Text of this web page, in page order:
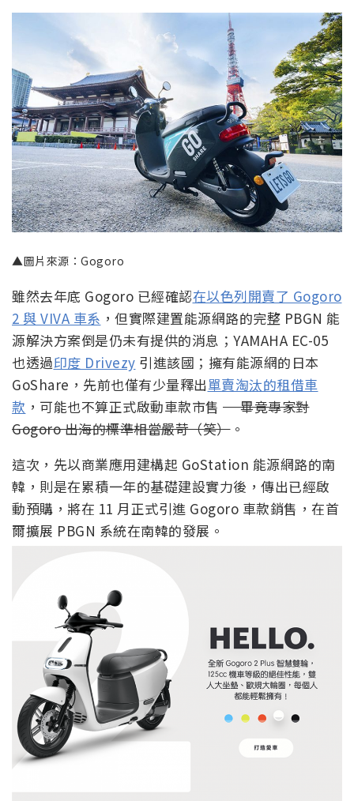
▲圖片來源：Gogoro
雖然去年底 Gogoro 已經確認在以色列開賣了 Gogoro
2 與 VIVA 車系 ，但實際建置能源網路的完整 PBGN 能
源解決方案倒是仍未有提供的消息；YAMAHA EC-05
也透過印度 Drivezy 引進該國；擁有能源網的日本
GoShare，先前也僅有少量釋出單賣淘汰的租借車
款 ，可能也不算正式啟動車款市售 — 畢竟專家對
Gogoro 出海的標準相當嚴苛（笑）。
這次，先以商業應用建構起 GoStation 能源網路的南
韓，則是在累積一年的基礎建設實力後，傳出已經啟
動預購，將在 11 月正式引進 Gogoro 車款銷售，在首
爾擴展 PBGN 系統在南韓的發展。